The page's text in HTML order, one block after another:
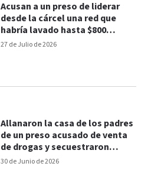
27 de Julio de 2026
Acusan a un preso de liderar
desde la cárcel una red que
habría lavado hasta $800
millones
30 de Junio de 2026
Allanaron la casa de los padres
de un preso acusado de venta
de drogas y secuestraron
cocaína y marihuana